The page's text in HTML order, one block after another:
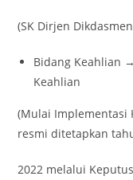
(SK Dirjen
Bidang Keahlian
Keahlian
(Mulai Implementasi
resmi ditetapkan
2022 melalui